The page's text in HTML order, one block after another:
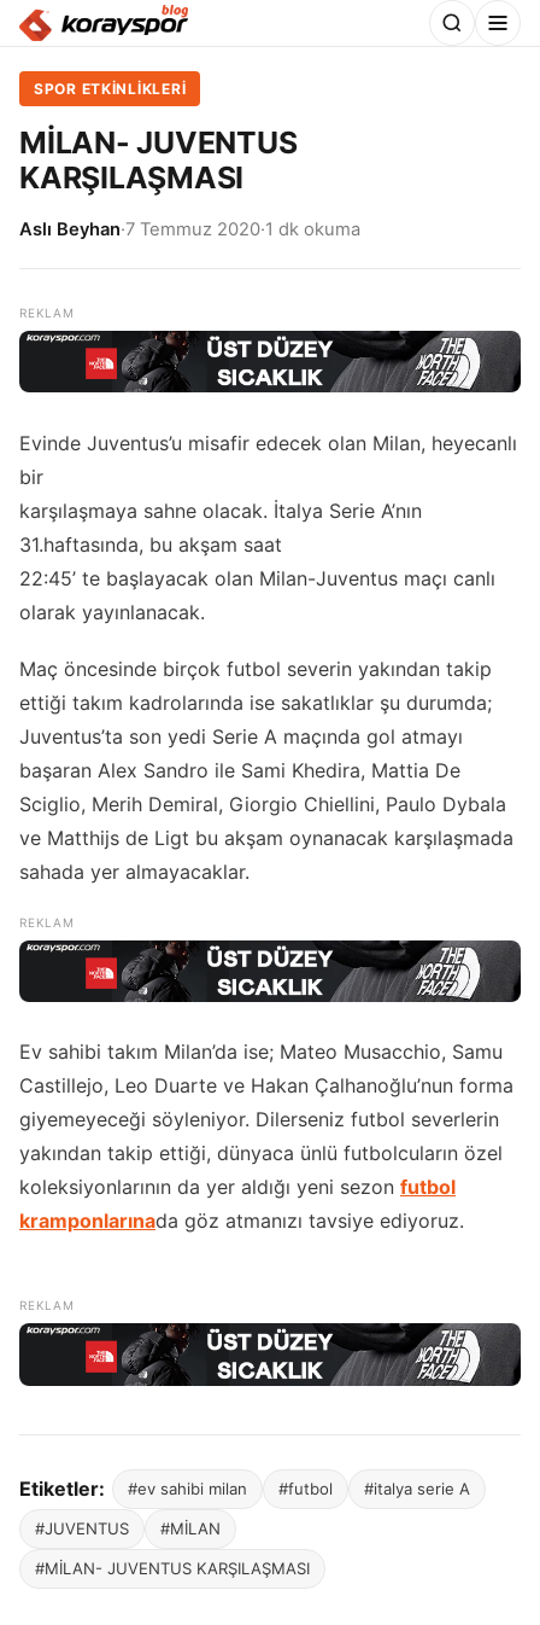
SPOR ETKİNLİKLERİ
MİLAN- JUVENTUS
KARŞILAŞMASI
Aslı Beyhan·7 Temmuz 2020·1 dk okuma
Evinde Juventus’u misafir edecek olan Milan, heyecanlı
bir
karşılaşmaya sahne olacak. İtalya Serie A’nın
31.haftasında, bu akşam saat
22:45’ te başlayacak olan Milan-Juventus maçı canlı
olarak yayınlanacak.
Maç öncesinde birçok futbol severin yakından takip
ettiği takım kadrolarında ise sakatlıklar şu durumda;
Juventus’ta son yedi Serie A maçında gol atmayı
başaran Alex Sandro ile Sami Khedira, Mattia De
Sciglio, Merih Demiral, Giorgio Chiellini, Paulo Dybala
ve Matthijs de Ligt bu akşam oynanacak karşılaşmada
sahada yer almayacaklar.
Ev sahibi takım Milan’da ise; Mateo Musacchio, Samu
Castillejo, Leo Duarte ve Hakan Çalhanoğlu’nun forma
giyemeyeceği söyleniyor. Dilerseniz futbol severlerin
yakından takip ettiği, dünyaca ünlü futbolcuların özel
koleksiyonlarının da yer aldığı yeni sezon futbol
kramponlarınada göz atmanızı tavsiye ediyoruz.
Etiketler: #ev sahibi milan #futbol #italya serie A
#JUVENTUS #MİLAN
#MİLAN- JUVENTUS KARŞILAŞMASI